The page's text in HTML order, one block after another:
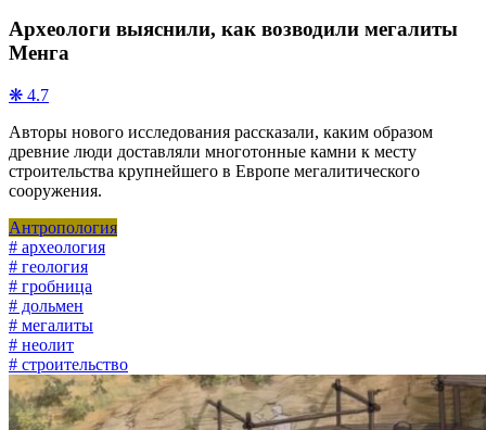
Археологи выяснили, как возводили мегалиты
Менга
❋ 4.7
Авторы нового исследования рассказали, каким образом
древние люди доставляли многотонные камни к месту
строительства крупнейшего в Европе мегалитического
сооружения.
Антропология
# археология
# геология
# гробница
# дольмен
# мегалиты
# неолит
# строительство